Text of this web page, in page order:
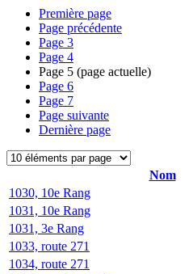
Première page
Page précédente
Page 3
Page 4
Page 5 (page actuelle)
Page 6
Page 7
Page suivante
Dernière page
Nom
1030, 10e Rang
1031, 10e Rang
1031, 3e Rang
1033, route 271
1034, route 271